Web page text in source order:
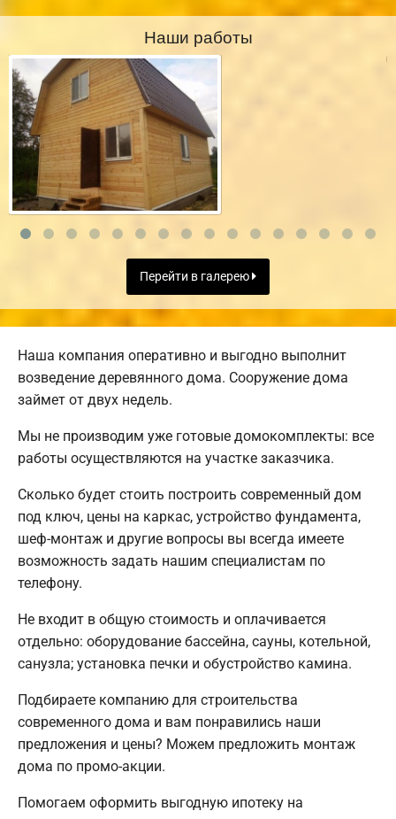
Наши работы
Перейти в галерею
Наша компания оперативно и выгодно выполнит
возведение деревянного дома. Сооружение дома
займет от двух недель.
Мы не производим уже готовые домокомплекты: все
работы осуществляются на участке заказчика.
Сколько будет стоить построить современный дом
под ключ, цены на каркас, устройство фундамента,
шеф-монтаж и другие вопросы вы всегда имеете
возможность задать нашим специалистам по
телефону.
Не входит в общую стоимость и оплачивается
отдельно: оборудование бассейна, сауны, котельной,
санузла; установка печки и обустройство камина.
Подбираете компанию для строительства
современного дома и вам понравились наши
предложения и цены? Можем предложить монтаж
дома по промо-акции.
Помогаем оформить выгодную ипотеку на